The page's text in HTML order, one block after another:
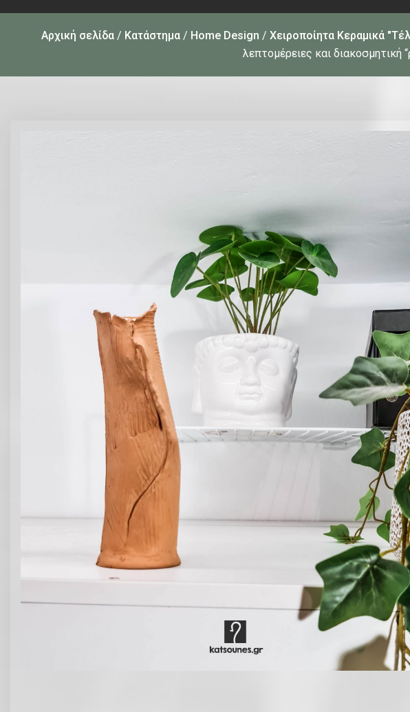
Αρχική σελίδα / Κατάστημα / Home Design / Χειροποίητα Κεραμικά
λεπτομέρειες και